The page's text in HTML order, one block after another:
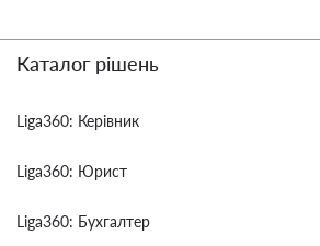
Каталог рішень
Liga360: Керівник
Liga360: Юрист
Liga360: Бухгалтер